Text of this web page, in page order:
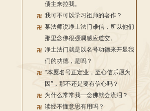
债主来拉我。
我可不可以学习祖师的著作？
某法师说净土法门难信，所以他们
那里念佛很强调感应道交。
净土法门就是以名号功德来开显我
们的功德，是吗？
“本愿名号正定业，至心信乐愿为
因”，那不还是要有信心吗？
为什么常常我一念佛就会流泪？
读经不懂意思有用吗？